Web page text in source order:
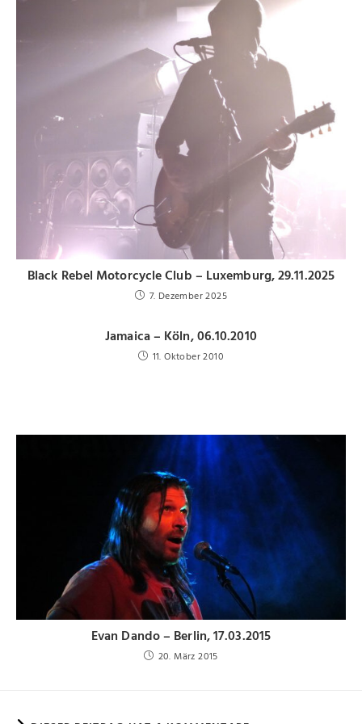
Black Rebel Motorcycle Club – Luxemburg, 29.11.2025
7. Dezember 2025
Jamaica – Köln, 06.10.2010
11. Oktober 2010
Evan Dando – Berlin, 17.03.2015
20. März 2015